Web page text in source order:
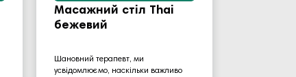
Масажний стіл Thai
бежевий
Шановний терапевт, ми
усвідомлюємо, наскільки важливо